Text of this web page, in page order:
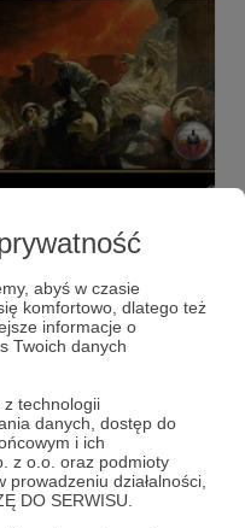
abyś w czasie
komfortowo, dlatego też
informacje o
Twoich danych
technologii
danych, dostęp do
i ich
z o.o. oraz podmioty
działalności,
DO SERWISU.
+2